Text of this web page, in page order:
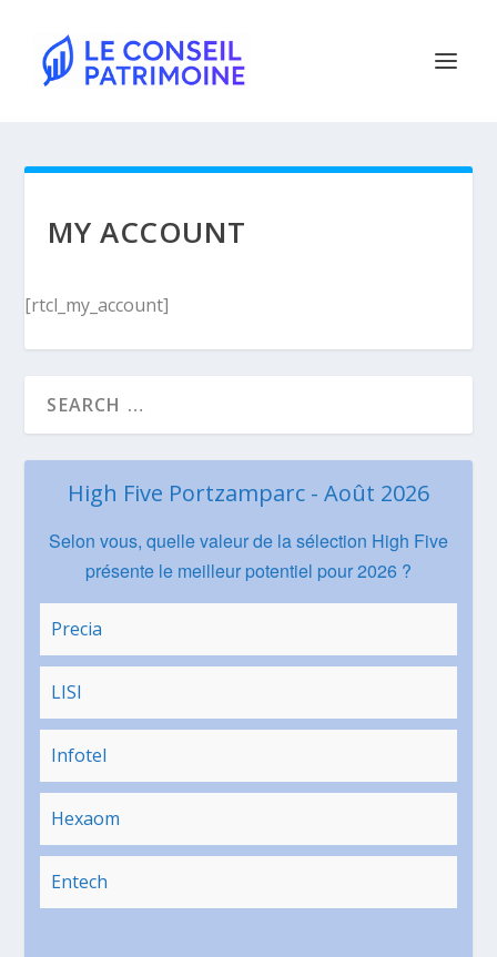
MY ACCOUNT
[rtcl_my_account]
High Five Portzamparc - Août 2026
Selon vous, quelle valeur de la sélection High Five
présente le meilleur potentiel pour 2026 ?
Precia
LISI
Infotel
Hexaom
Entech